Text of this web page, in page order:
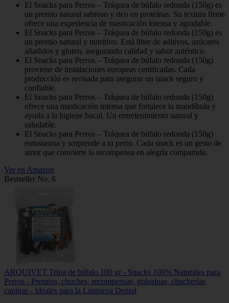
El Snacks para Perros – Tráquea de búfalo redonda (150g) es
un premio natural sabroso y rico en proteínas. Su textura firme
ofrece una experiencia de masticación intensa y agradable.
El Snacks para Perros – Tráquea de búfalo redonda (150g) es
un premio natural y nutritivo. Está libre de aditivos, azúcares
añadidos y gluten, asegurando calidad y sabor auténtico.
El Snacks para Perros – Tráquea de búfalo redonda (150g)
proviene de instalaciones europeas certificadas. Cada
producción es revisada para asegurar un snack seguro y
confiable.
El Snacks para Perros – Tráquea de búfalo redonda (150g)
ofrece una masticación intensa que fortalece la mandíbula y
ayuda a la higiene bucal. Un entretenimiento natural y
saludable.
El Snacks para Perros – Tráquea de búfalo redonda (150g)
entusiasma y sorprende a tu perro. Cada snack es un gesto de
amor que convierte la recompensa en alegría compartida.
Ver en Amazon
Bestseller No. 6
ARQUIVET Tripa de búfalo 100 gr - Snacks 100% Naturales para
Perros - Premios, chuches, recompensas, golosinas, chucherías
caninas - Ideales para la Limpieza Dental